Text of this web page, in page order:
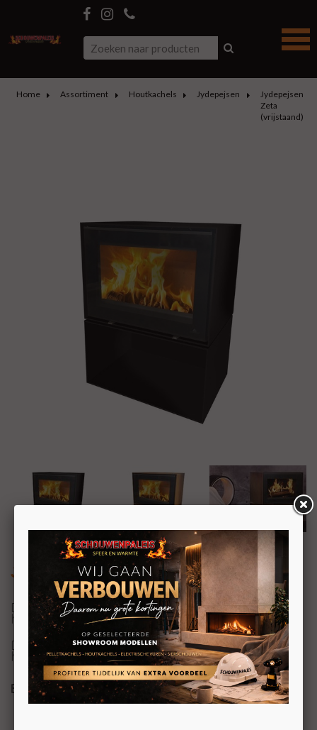
Home Assortiment Houtkachels Jydepejsen
Jydepejsen
Zeta
(vrijstaand)
Jydepejsen Zeta (vrijstaand)
De Jydepejsen Zeta (vrijstaand) is een prachtige
houtkachel met een strak en uniek ontwerp.
Door zijn eigentijdse uitstraling past deze
houtkachel thuis in vele interieus.
Bel of bezoek onze showroom voor meer info